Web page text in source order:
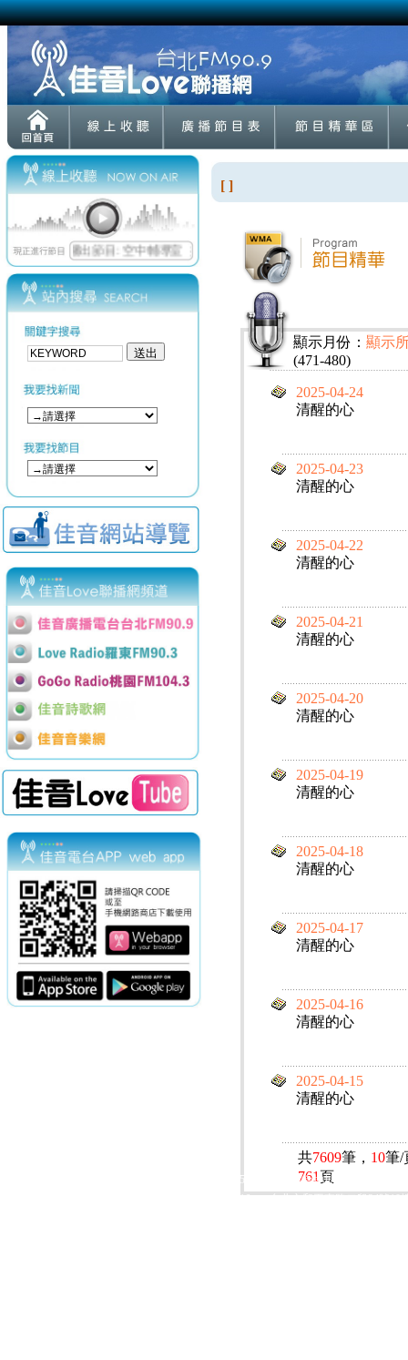
[ ]
顯示月份： 顯示
(471-480)
2025-04-24
清醒的心
2025-04-23
清醒的心
2025-04-22
清醒的心
2025-04-21
清醒的心
2025-04-20
清醒的心
2025-04-19
清醒的心
2025-04-18
清醒的心
2025-04-17
清醒的心
2025-04-16
清醒的心
2025-04-15
清醒的心
共7609筆， 10筆/
761 頁
電話：(02)2369-9050
佳音電台地址：
傳真：(02)2362-7816
台北市和平東路二段24號10